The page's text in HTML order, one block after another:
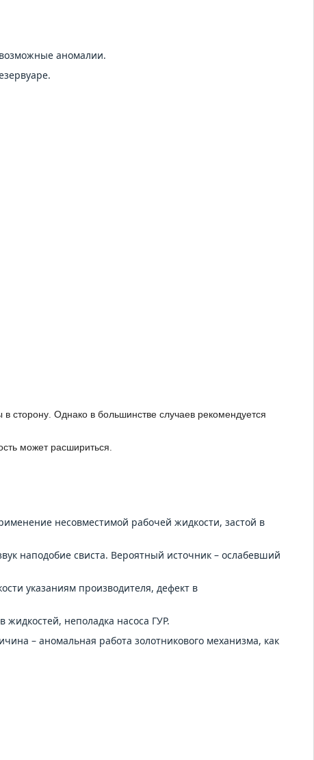
аномалии.
сторону. Однако в большинстве случаев рекомендуется
может расшириться.
несовместимой рабочей жидкости, застой в
наподобие свиста. Вероятный источник – ослабевший
указаниям производителя, дефект в
неполадка насоса ГУР.
– аномальная работа золотникового механизма, как